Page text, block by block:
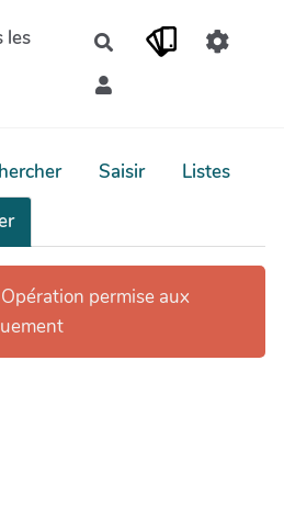
les
Rechercher
Saisir
Listes
permise aux